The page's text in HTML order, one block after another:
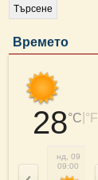
Времето
28°C °F
нд, 09
09:00